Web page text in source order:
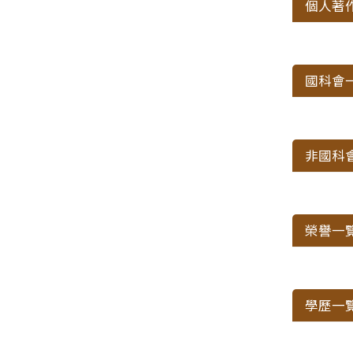
個人著
國科會
非國科
榮譽一
學歷一